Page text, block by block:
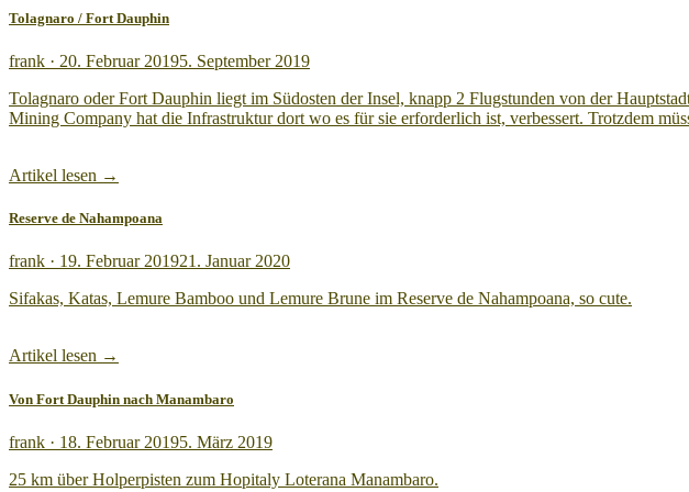
Tolagnaro / Fort Dauphin
frank · Veröffentlicht
20. Februar 20195. September 2019
Tolagnaro oder Fort Dauphin liegt im Südosten der Insel, knapp 2 Flugstunden von der
Mining Company hat die Infrastruktur dort wo es für sie erforderlich ist, verbessert. Trotzdem
Artikel lesen →
Reserve de Nahampoana
frank · Veröffentlicht
19. Februar 201921. Januar 2020
Sifakas, Katas, Lemure Bamboo und Lemure Brune im Reserve de Nahampoana, so cute.
Artikel lesen →
Von Fort Dauphin nach Manambaro
frank · Veröffentlicht
18. Februar 20195. März 2019
25 km über Holperpisten zum Hopitaly Loterana Manambaro.